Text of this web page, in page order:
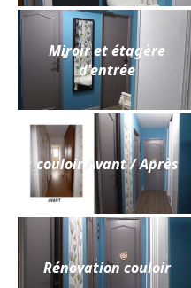
Miroir et étagère
d'entrée
couloir Avant / Après
Rénovation couloir